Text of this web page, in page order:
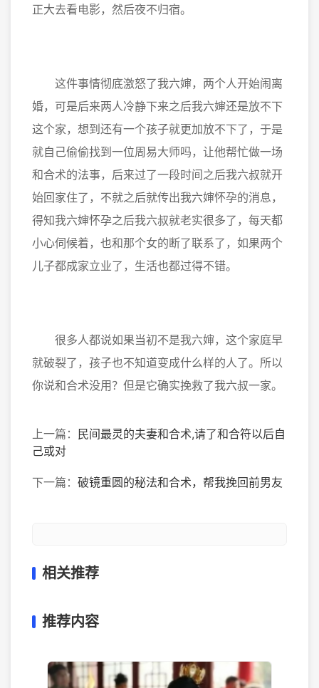
正大去看电影，然后夜不归宿。
这件事情彻底激怒了我六婶，两个人开始闹离
婚，可是后来两人冷静下来之后我六婶还是放不下
这个家，想到还有一个孩子就更加放不下了，于是
就自己偷偷找到一位周易大师吗，让他帮忙做一场
和合术的法事，后来过了一段时间之后我六叔就开
始回家住了，不就之后就传出我六婶怀孕的消息，
得知我六婶怀孕之后我六叔就老实很多了，每天都
小心伺候着，也和那个女的断了联系了，如果两个
儿子都成家立业了，生活也都过得不错。
很多人都说如果当初不是我六婶，这个家庭早
就破裂了，孩子也不知道变成什么样的人了。所以
你说和合术没用？但是它确实挽救了我六叔一家。
上一篇： 民间最灵的夫妻和合术,请了和合符以后自
己或对
下一篇： 破镜重圆的秘法和合术，帮我挽回前男友
相关推荐
推荐内容